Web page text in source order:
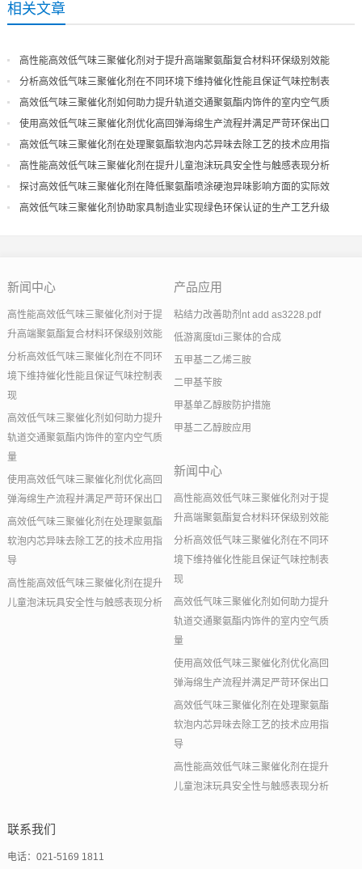
相关文章
高性能高效低气味三聚催化剂对于提升高端聚氨酯复合材料环保级别效能
分析高效低气味三聚催化剂在不同环境下维持催化性能且保证气味控制表
现
高效低气味三聚催化剂如何助力提升轨道交通聚氨酯内饰件的室内空气质
量
使用高效低气味三聚催化剂优化高回弹海绵生产流程并满足严苛环保出口
高效低气味三聚催化剂在处理聚氨酯软泡内芯异味去除工艺的技术应用指
导
高性能高效低气味三聚催化剂在提升儿童泡沫玩具安全性与触感表现分析
探讨高效低气味三聚催化剂在降低聚氨酯喷涂硬泡异味影响方面的实际效
果
高效低气味三聚催化剂协助家具制造业实现绿色环保认证的生产工艺升级
新闻中心
高性能高效低气味三聚催化剂对于提
升高端聚氨酯复合材料环保级别效能
分析高效低气味三聚催化剂在不同环
境下维持催化性能且保证气味控制表
现
高效低气味三聚催化剂如何助力提升
轨道交通聚氨酯内饰件的室内空气质
量
使用高效低气味三聚催化剂优化高回
弹海绵生产流程并满足严苛环保出口
高效低气味三聚催化剂在处理聚氨酯
软泡内芯异味去除工艺的技术应用指
导
高性能高效低气味三聚催化剂在提升
儿童泡沫玩具安全性与触感表现分析
产品应用
粘结力改善助剂nt add as3228.pdf
低游离度tdi三聚体的合成
五甲基二乙烯三胺
二甲基苄胺
甲基单乙醇胺防护措施
甲基二乙醇胺应用
新闻中心
高性能高效低气味三聚催化剂对于提
升高端聚氨酯复合材料环保级别效能
分析高效低气味三聚催化剂在不同环
境下维持催化性能且保证气味控制表
现
高效低气味三聚催化剂如何助力提升
轨道交通聚氨酯内饰件的室内空气质
量
使用高效低气味三聚催化剂优化高回
弹海绵生产流程并满足严苛环保出口
高效低气味三聚催化剂在处理聚氨酯
软泡内芯异味去除工艺的技术应用指
导
高性能高效低气味三聚催化剂在提升
儿童泡沫玩具安全性与触感表现分析
联系我们
电话：021-5169 1811